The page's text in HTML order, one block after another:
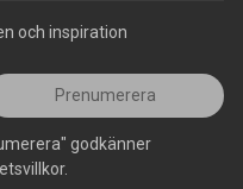
och inspiration
Prenumerera
godkänner